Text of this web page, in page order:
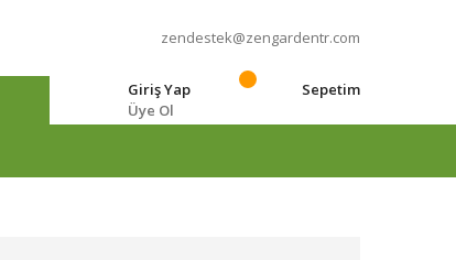
zendestek@zengardentr.com
Giriş Yap
Üye Ol
Sepetim